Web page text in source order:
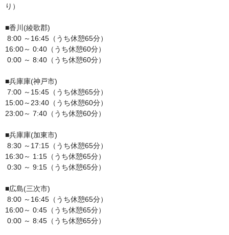
り）
■香川(綾歌郡)
16:00～ 0:40（うち休憩60分）
■兵庫庫(神戸市)
15:00～23:40（うち休憩60分）
23:00～ 7:40（うち休憩60分）
■兵庫庫(加東市)
16:30～ 1:15（うち休憩65分）
■広島(三次市)
16:00～ 0:45（うち休憩65分）